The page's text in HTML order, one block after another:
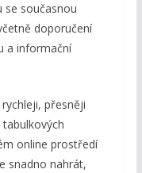
se současnou
doporučení
a informační
přesněji
online prostředí
snadno nahrát,